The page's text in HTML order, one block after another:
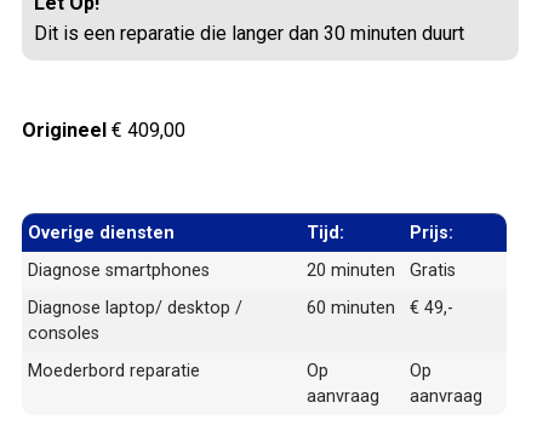
Dit is een reparatie die langer dan 30 minuten duurt
Origineel € 409,00
Overige diensten Tijd:
Prijs:
Diagnose smartphones
20 minuten
Gratis
Diagnose laptop/ desktop /
consoles
60 minuten € 49,-
Moederbord reparatie
Op
aanvraag
Op
aanvraag